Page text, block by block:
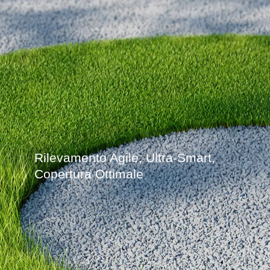
Rilevamento Agile, Ultra-Smart,
Copertura Ottimale